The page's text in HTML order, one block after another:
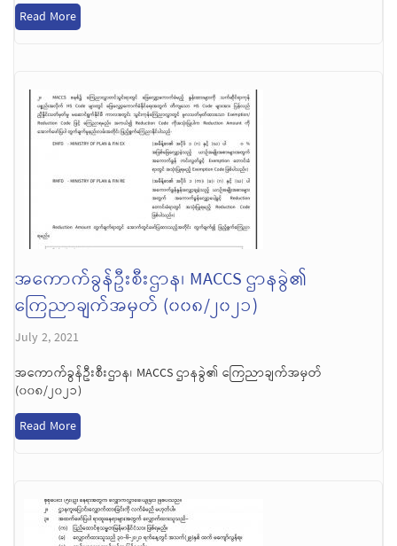
Read More
အကောက်ခွန်ဦးစီးဌာန၊ MACCS ဌာနခွဲ၏
ကြေညာချက်အမှတ် (၀၀၈/၂၀၂၁)
July 2, 2021
အကောက်ခွန်ဦးစီးဌာန၊ MACCS ဌာနခွဲ၏ ကြေညာချက်အမှတ်
(၀၀၈/၂၀၂၁)
Read More